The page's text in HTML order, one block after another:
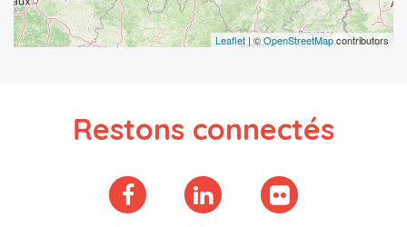
Leaflet | ©OpenStreetMapcontributors
Restons connectés